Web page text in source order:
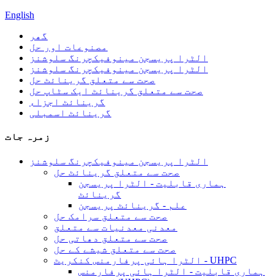
English
گھر
مصنوعات اور حل
الٹرا پریسجن مینوفیکچرنگ سلوشنز
الٹرا پریسجن مینوفیکچرنگ سلوشنز
صحت سے متعلق گرینائٹ حل
صحت سے متعلق گرینائٹ ایک سٹاپ حل
گرینائٹ اجزاء
گرینائٹ اسمبلی
زمرہ جات
الٹرا پریسجن مینوفیکچرنگ سلوشنز
صحت سے متعلق گرینائٹ حل
ہماری قابلیت - الٹرا پریسجن
گرینائٹ
علم - گرینائٹ پریسجن
صحت سے متعلق سرامک حل
معدنی معدنیات سے متعلق
صحت سے متعلق دھاتی حل
صحت سے متعلق شیشے کے حل
الٹرا ہائی پرفارمنس کنکریٹ - UHPC
ہماری قابلیت - الٹرا ہائی پرفارمنس